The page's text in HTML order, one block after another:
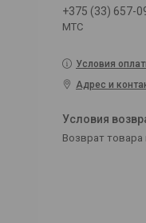
+375 (33) 657-
МТС
Условия
Адрес и
возврат